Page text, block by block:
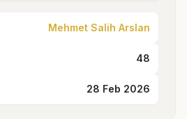
Mehmet Salih Arslan
48
28 Feb 2026